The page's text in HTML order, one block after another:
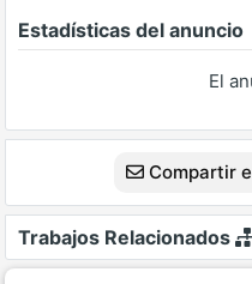
Estadísticas del anuncio
El
Compartir
Trabajos Relacionados